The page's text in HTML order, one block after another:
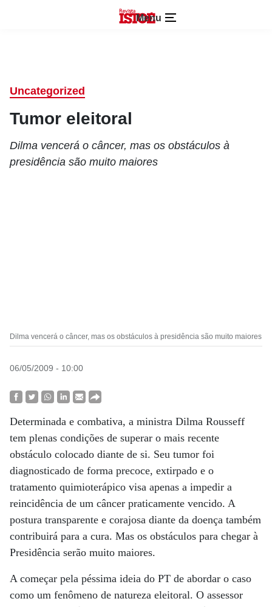
Menu
Uncategorized
Tumor eleitoral
Dilma vencerá o câncer, mas os obstáculos à
presidência são muito maiores
Dilma vencerá o câncer, mas os obstáculos à presidência são muito maiores
06/05/2009 - 10:00
Determinada e combativa, a ministra Dilma Rousseff
tem plenas condições de superar o mais recente
obstáculo colocado diante de si. Seu tumor foi
diagnosticado de forma precoce, extirpado e o
tratamento quimioterápico visa apenas a impedir a
reincidência de um câncer praticamente vencido. A
postura transparente e corajosa diante da doença também
contribuirá para a cura. Mas os obstáculos para chegar à
Presidência serão muito maiores.
A começar pela péssima ideia do PT de abordar o caso
como um fenômeno de natureza eleitoral. O assessor